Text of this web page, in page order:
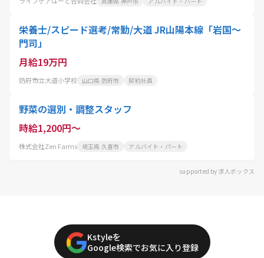
栄養士/スピード選考/常勤/大道 JR山陽本線「岩国～
門司」
月給19万円
防府市立大道小学校 山口県 防府市 契約社員
野菜の選別・調整スタッフ
時給1,200円～
株式会社Zen Farms 埼玉県 久喜市 アルバイト・パート
supported by 求人ボックス
Kstyleを
Google検索でお気に入り登録